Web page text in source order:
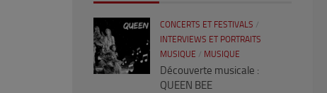
CONCERTS ET FESTIVALS /
INTERVIEWS ET PORTRAITS
MUSIQUE / MUSIQUE
Découverte musicale :
QUEEN BEE